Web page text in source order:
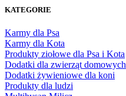
KATEGORIE
Karmy dla Psa
Karmy dla Kota
Produkty ziołowe dla Psa i Kota
Dodatki dla zwierząt domowych
Dodatki żywieniowe dla koni
Produkty dla ludzi